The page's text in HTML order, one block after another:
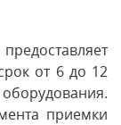
от 6 до 12
приемки